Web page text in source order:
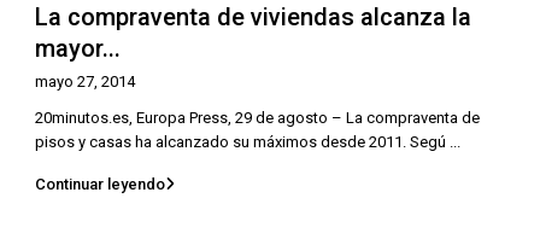
La compraventa de viviendas alcanza la
mayor...
mayo 27, 2014
20minutos.es, Europa Press, 29 de agosto – La compraventa de
pisos y casas ha alcanzado su máximos desde 2011. Segú
Continuar leyendo